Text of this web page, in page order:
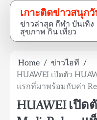
Skip
content
เกาะติดข่าวสนุก
ข่าวล่าสุด กีฬา บันเทิง
สุขภาพ กิน เที่ยว
Home
ข่าวไอที
HUAWEI เปิดตัว
แรกที่มาพร้อมกับค่า
HUAWEI เปิด